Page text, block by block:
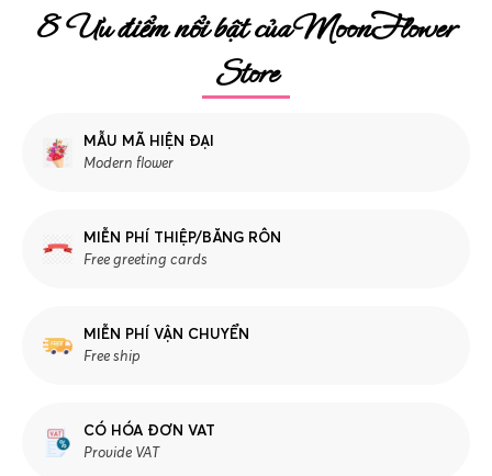
8 Ưu điểm nổi bật của MoonFlower
Store
MẪU MÃ HIỆN ĐẠI
Modern flower
MIỄN PHÍ THIỆP/BĂNG RÔN
Free greeting cards
MIỄN PHÍ VẬN CHUYỂN
Free ship
CÓ HÓA ĐƠN VAT
Provide VAT